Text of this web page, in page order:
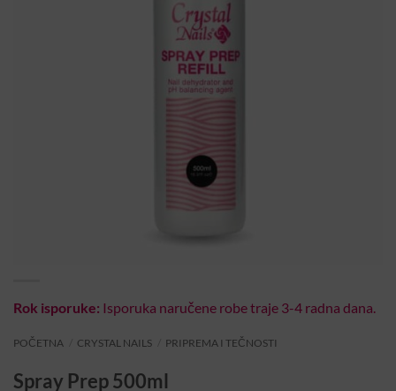
Rok isporuke: Isporuka naručene robe traje 3-4 radna dana.
POČETNA CRYSTAL NAILS PRIPREMA I TEČNOSTI
Spray Prep 500ml